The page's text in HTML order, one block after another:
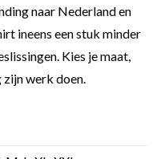
naar Nederland en
ineens een stuk minder
Kies je maat,
zijn werk doen.